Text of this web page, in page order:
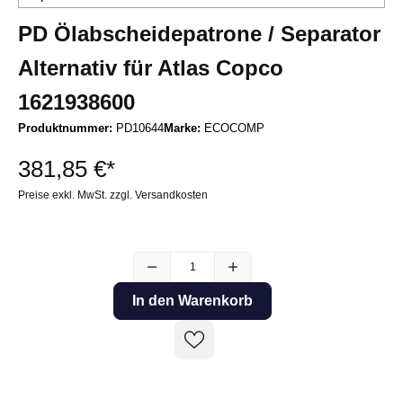
PD Ölabscheidepatrone / Separator
Alternativ für Atlas Copco
1621938600
Produktnummer: PD10644Marke: ECOCOMP
381,85 €*
Preise exkl. MwSt. zzgl. Versandkosten
In den Warenkorb